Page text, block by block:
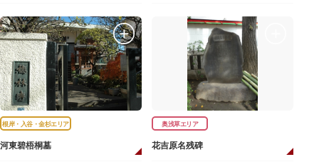
根岸・入谷・金杉エリア
河東碧梧桐墓
奥浅草エリア
花吉原名残碑